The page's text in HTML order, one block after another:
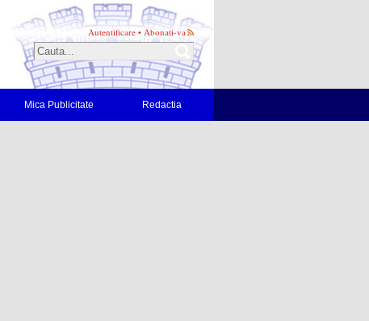
Autentificare • Abonati-va
Mica Publicitate Redactia